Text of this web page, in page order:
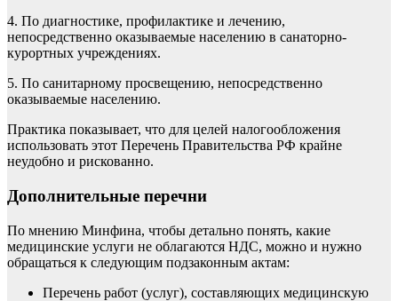
4. По диагностике, профилактике и лечению,
непосредственно оказываемые населению в санаторно-
курортных учреждениях.
5. По санитарному просвещению, непосредственно
оказываемые населению.
Практика показывает, что для целей налогообложения
использовать этот Перечень Правительства РФ крайне
неудобно и рискованно.
Дополнительные перечни
По мнению Минфина, чтобы детально понять, какие
медицинские услуги не облагаются НДС, можно и нужно
обращаться к следующим подзаконным актам:
Перечень работ (услуг), составляющих медицинскую